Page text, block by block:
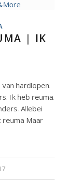
| IK
hardlopen.
Ik heb reuma.
Allebei
Maar